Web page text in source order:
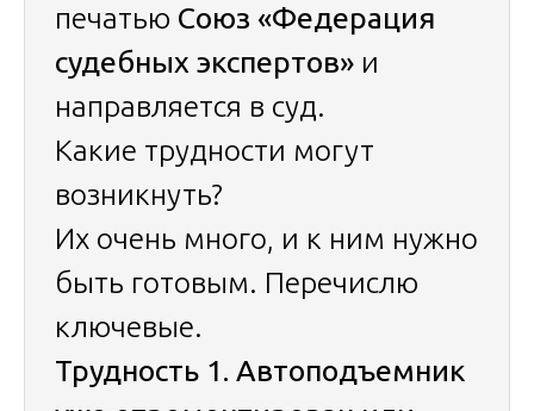
печатью Союз «Федерация
судебных экспертов» и
направляется в суд.
Какие трудности могут
возникнуть?
Их очень много, и к ним нужно
быть готовым. Перечислю
ключевые.
Трудность 1. Автоподъемник